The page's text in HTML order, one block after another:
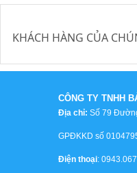
KHÁCH HÀNG CỦA
CÔNG TY TNHH
Địa chỉ: Số 79
GPĐKKD số
Điện thoại: